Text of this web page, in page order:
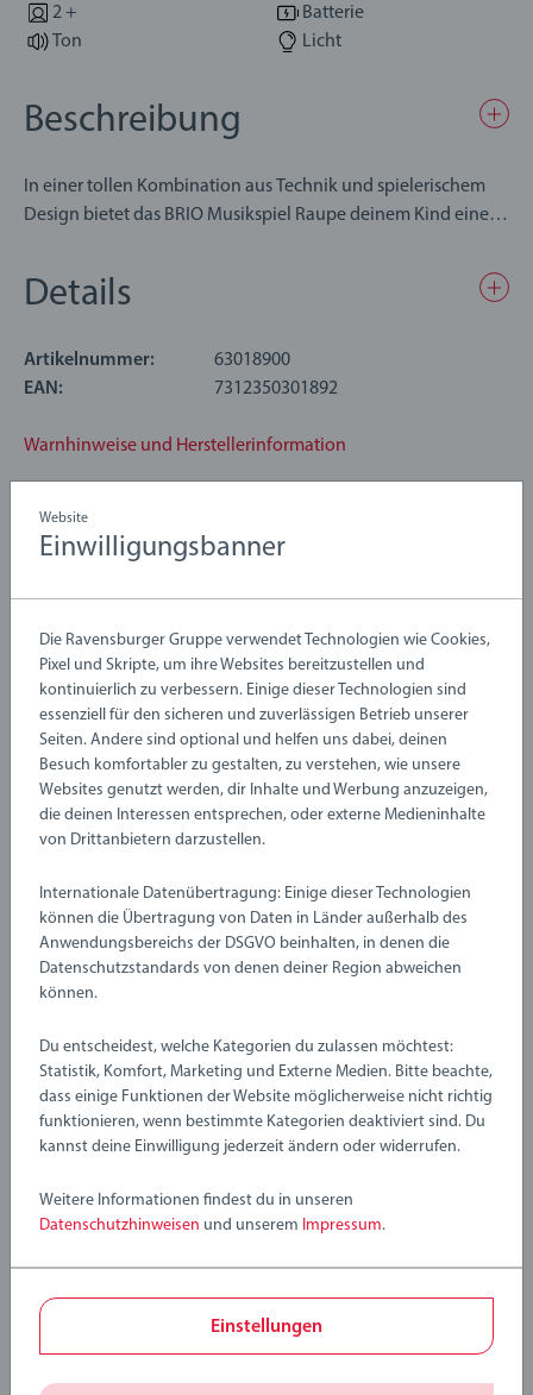
2 +
Batterie
Ton
Licht
Beschreibung
In einer tollen Kombination aus Technik und spielerischem
Design bietet das BRIO Musikspiel Raupe deinem Kind eine
Einsetzen der Holzelemente in die Löcher wird jedes Mal ein
verschiedene Arten miteinander verbunden werden, wobei
jedes Mal eine andere Melodie erklingt. Ein perfektes
für Ursache und Wirkung zu fördern.
Details
Artikelnummer:
63018900
EAN:
7312350301892
Warnhinweise und Herstellerinformation
Spielanleitung
Download
Noch keine Bewertungen
abgegeben
0/0
Verfasse eine Bewertung
Richtlinien für Bewertungen
Website
Einwilligungsbanner
Die Ravensburger Gruppe verwendet Technologien wie Cookies,
Pixel und Skripte, um ihre Websites bereitzustellen und
kontinuierlich zu verbessern. Einige dieser Technologien sind
essenziell für den sicheren und zuverlässigen Betrieb unserer
Seiten. Andere sind optional und helfen uns dabei, deinen
Besuch komfortabler zu gestalten, zu verstehen, wie unsere
Websites genutzt werden, dir Inhalte und Werbung anzuzeigen,
die deinen Interessen entsprechen, oder externe Medieninhalte
von Drittanbietern darzustellen.
Internationale Datenübertragung: Einige dieser Technologien
können die Übertragung von Daten in Länder außerhalb des
Anwendungsbereichs der DSGVO beinhalten, in denen die
Datenschutzstandards von denen deiner Region abweichen
können.
Du entscheidest, welche Kategorien du zulassen möchtest:
Statistik, Komfort, Marketing und Externe Medien. Bitte beachte,
dass einige Funktionen der Website möglicherweise nicht richtig
funktionieren, wenn bestimmte Kategorien deaktiviert sind. Du
kannst deine Einwilligung jederzeit ändern oder widerrufen.
Weitere Informationen findest du in unseren
Datenschutzhinweisen und unserem Impressum.
Einstellungen